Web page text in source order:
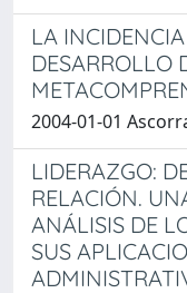
LA
DESARROLLO
2004-01-01
LIDERAZGO:
RELACIÓN.
ANÁLISIS DE
SUS